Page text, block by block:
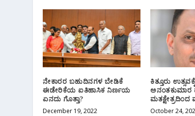
ನೇಕಾರರ ಬಹುದಿನಗಳ ಬೇಡಿಕೆ
ಈಡೇರಿಕೆಯ ಐತಿಹಾಸಿಕ ನಿರ್ಣಯ
ಏನದು ಗೊತ್ತಾ?
December 19, 2022
ಕಿತ್ತೂರು
ಅನಂತಕುಮಾರ
ಮತಕ್ಷೇತ್ರದಿಂದ
October 24,